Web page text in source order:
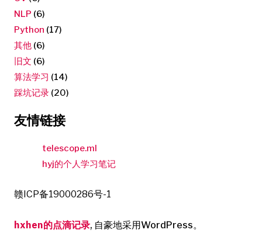
NLP (6)
Python (17)
其他 (6)
旧文 (6)
算法学习 (14)
踩坑记录 (20)
友情链接
telescope.ml
hyj的个人学习笔记
赣ICP备19000286号-1
hxhen的点滴记录, 自豪地采用WordPress。